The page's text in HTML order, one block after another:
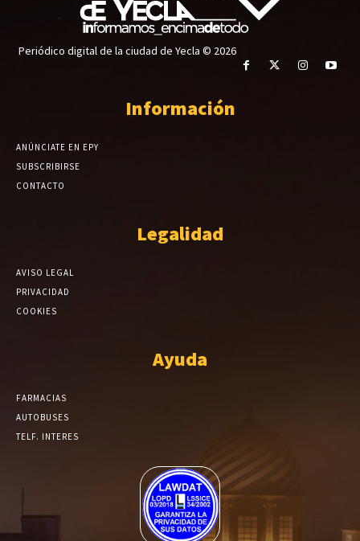
Periódico digital de la ciudad de Yecla © 2026
Información
ANÚNCIATE EN EPY
SUBSCRIBIRSE
CONTACTO
Legalidad
AVISO LEGAL
PRIVACIDAD
COOKIES
Ayuda
FARMACIAS
AUTOBUSES
TELF. INTERES